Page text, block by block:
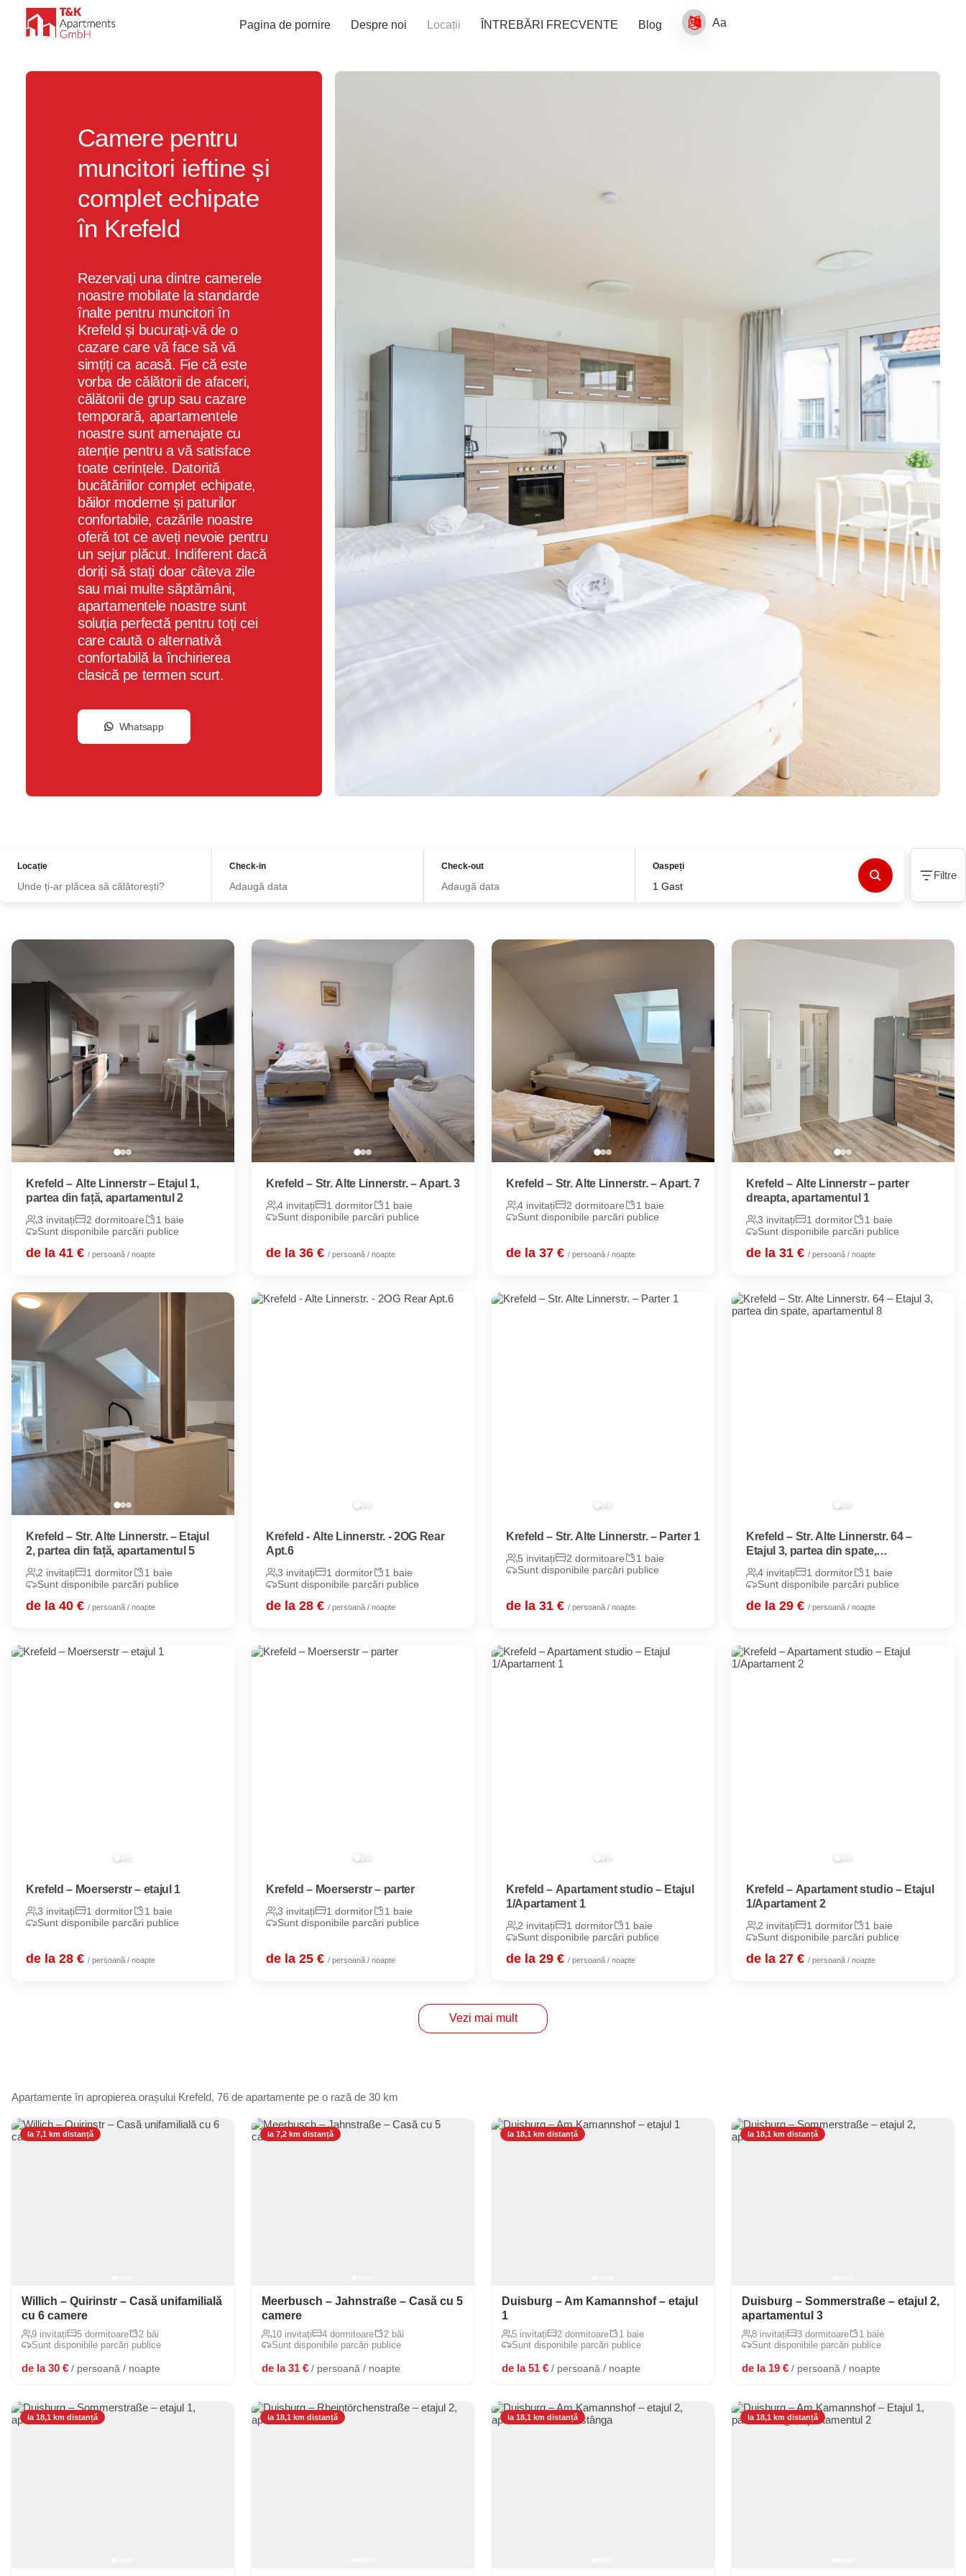
Pagina de pornire Despre noi Locații ÎNTREBĂRI FRECVENTE Blog Aa
Camere pentru
muncitori ieftine și
complet echipate
în Krefeld
Rezervați una dintre camerele
noastre mobilate la standarde
înalte pentru muncitori în
Krefeld și bucurați-vă de o
cazare care vă face să vă
simțiți ca acasă. Fie că este
vorba de călătorii de afaceri,
călătorii de grup sau cazare
temporară, apartamentele
noastre sunt amenajate cu
atenție pentru a vă satisface
toate cerințele. Datorită
bucătăriilor complet echipate,
băilor moderne și paturilor
confortabile, cazările noastre
oferă tot ce aveți nevoie pentru
un sejur plăcut. Indiferent dacă
doriți să stați doar câteva zile
sau mai multe săptămâni,
apartamentele noastre sunt
soluția perfectă pentru toți cei
care caută o alternativă
confortabilă la închirierea
clasică pe termen scurt.
Whatsapp
Locație Check-in Check-out Oaspeți
Filtre
Krefeld – Alte Linnerstr – Etajul 1,
partea din față, apartamentul 2
3 invitați 2 dormitoare
1 baie
Sunt disponibile parcări publice
de la 41 € / persoană / noapte
Krefeld – Str. Alte Linnerstr. – Apart. 3
4 invitați 1 dormitor
1 baie
Sunt disponibile parcări publice
de la 36 € / persoană / noapte
Krefeld – Str. Alte Linnerstr. – Apart. 7
4 invitați 2 dormitoare
1 baie
Sunt disponibile parcări publice
de la 37 € / persoană / noapte
Krefeld – Alte Linnerstr – parter
dreapta, apartamentul 1
3 invitați 1 dormitor
1 baie
Sunt disponibile parcări publice
de la 31 € / persoană / noapte
Krefeld – Str. Alte Linnerstr. – Etajul
2, partea din față, apartamentul 5
2 invitați 1 dormitor
1 baie
Sunt disponibile parcări publice
de la 40 € / persoană / noapte
Krefeld - Alte Linnerstr. - 2OG Rear
Apt.6
3 invitați 1 dormitor
1 baie
Sunt disponibile parcări publice
de la 28 € / persoană / noapte
Krefeld – Str. Alte Linnerstr. – Parter 1
5 invitați 2 dormitoare
1 baie
Sunt disponibile parcări publice
de la 31 € / persoană / noapte
Krefeld – Str. Alte Linnerstr. 64 –
Etajul 3, partea din spate,
apartamentul 8
4 invitați 1 dormitor
1 baie
Sunt disponibile parcări publice
de la 29 € / persoană / noapte
Krefeld – Moerserstr – etajul 1
3 invitați 1 dormitor
1 baie
Sunt disponibile parcări publice
de la 28 € / persoană / noapte
Krefeld – Moerserstr – parter
3 invitați 1 dormitor
1 baie
Sunt disponibile parcări publice
de la 25 € / persoană / noapte
Krefeld – Apartament studio – Etajul
1/Apartament 1
2 invitați 1 dormitor
1 baie
Sunt disponibile parcări publice
de la 29 € / persoană / noapte
Krefeld – Apartament studio – Etajul
1/Apartament 2
2 invitați 1 dormitor
1 baie
Sunt disponibile parcări publice
de la 27 € / persoană / noapte
Vezi mai mult
Apartamente în apropierea orașului Krefeld, 76 de apartamente pe o rază de 30 km
la 7,1 km distanță
Willich – Quirinstr – Casă unifamilială
cu 6 camere
9 invitați 5 dormitoare
2 băi
Sunt disponibile parcări publice
de la 30 € / persoană / noapte
la 7,2 km distanță
Meerbusch – Jahnstraße – Casă cu 5
camere
10 invitați 4 dormitoare
2 băi
Sunt disponibile parcări publice
de la 31 € / persoană / noapte
la 18,1 km distanță
Duisburg – Am Kamannshof – etajul
1
5 invitați 2 dormitoare
1 baie
Sunt disponibile parcări publice
de la 51 € / persoană / noapte
la 18,1 km distanță
Duisburg – Sommerstraße – etajul 2,
apartamentul 3
8 invitați 3 dormitoare
1 baie
Sunt disponibile parcări publice
de la 19 € / persoană / noapte
la 18,1 km distanță la 18,1 km distanță la 18,1 km distanță la 18,1 km distanță